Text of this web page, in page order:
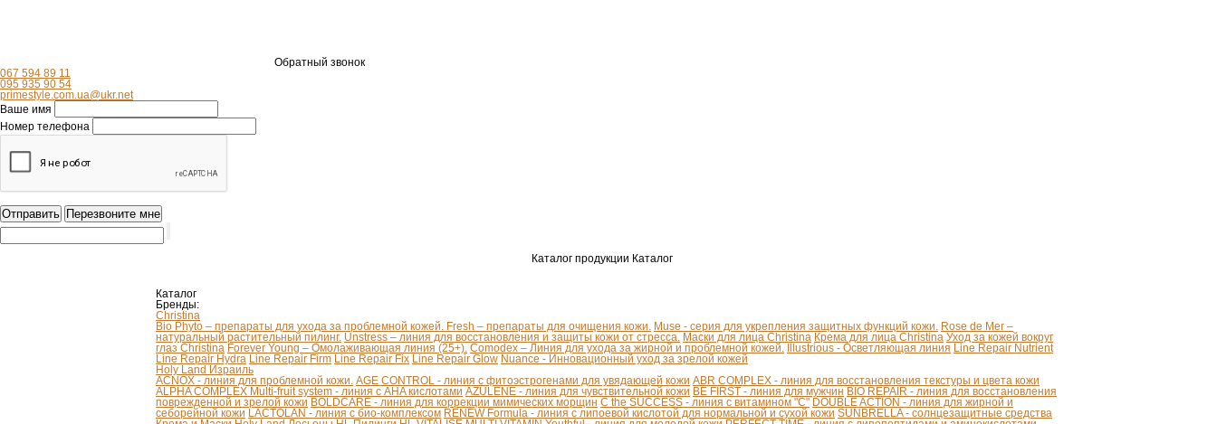
Обратный звонок
067 594 89 11
095 935 90 54
primestyle.com.ua@ukr.net
Ваше имя
Номер телефона
Каталог продукции Каталог
Каталог
Бренды:
Christina
Bio Phyto – препараты для ухода за проблемной кожей. Fresh – препараты для очищения кожи. Muse - серия для укрепления защитных функций кожи. Rose de Mer –
натуральный растительный пилинг. Unstress – линия для восстановления и защиты кожи от стресса. Маски для лица Christina Крема для лица Christina Уход за кожей вокруг
глаз Christina Forever Young – Омолаживающая линия (25+). Comodex – Линия для ухода за жирной и проблемной кожей. Illustrious - Осветляющая линия Line Repair Nutrient
Line Repair Hydra Line Repair Firm Line Repair Fix Line Repair Glow Nuance - Инновационный уход за зрелой кожей
Holy Land Израиль
ACNOX - линия для проблемной кожи. AGE CONTROL - линия с фитоэстрогенами для увядающей кожи ABR COMPLEX - линия для восстановления текстуры и цвета кожи
ALPHA COMPLEX Multi-fruit system - линия с AHA кислотами AZULENE - линия для чувствительной кожи BE FIRST - линия для мужчин BIO REPAIR - линия для восстановления
поврежденной и зрелой кожи BOLDCARE - линия для коррекции мимических морщин C the SUCCESS - линия с витамином "С" DOUBLE ACTION - линия для жирной и
себорейной кожи LACTOLAN - линия с био-комплексом RENEW Formula - линия с липоевой кислотой для нормальной и сухой кожи SUNBRELLA - солнцезащитные средства